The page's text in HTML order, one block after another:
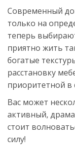
Современный
только на
теперь
приятно жить
богатые
расстановку
приоритетной
Вас может
активный,
стоит
силу!